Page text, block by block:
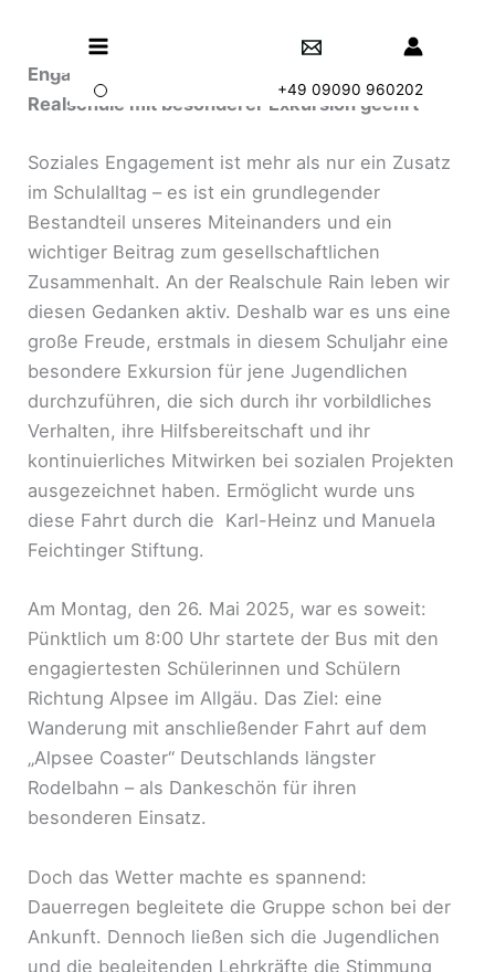
springen
Main
Menu
+49 09090 960202
Engagierte Schülerinnen und Schüler der
Realschule mit besonderer Exkursion geehrt
Soziales Engagement ist mehr als nur ein Zusatz
im Schulalltag – es ist ein grundlegender
Bestandteil unseres Miteinanders und ein
wichtiger Beitrag zum gesellschaftlichen
Zusammenhalt. An der Realschule Rain leben wir
diesen Gedanken aktiv. Deshalb war es uns eine
große Freude, erstmals in diesem Schuljahr eine
besondere Exkursion für jene Jugendlichen
durchzuführen, die sich durch ihr vorbildliches
Verhalten, ihre Hilfsbereitschaft und ihr
kontinuierliches Mitwirken bei sozialen Projekten
ausgezeichnet haben. Ermöglicht wurde uns
diese Fahrt durch die Karl-Heinz und Manuela
Feichtinger Stiftung.
Am Montag, den 26. Mai 2025, war es soweit:
Pünktlich um 8:00 Uhr startete der Bus mit den
engagiertesten Schülerinnen und Schülern
Richtung Alpsee im Allgäu. Das Ziel: eine
Wanderung mit anschließender Fahrt auf dem
„Alpsee Coaster“ Deutschlands längster
Rodelbahn – als Dankeschön für ihren
besonderen Einsatz.
Doch das Wetter machte es spannend:
Dauerregen begleitete die Gruppe schon bei der
Ankunft. Dennoch ließen sich die Jugendlichen
und die begleitenden Lehrkräfte die Stimmung